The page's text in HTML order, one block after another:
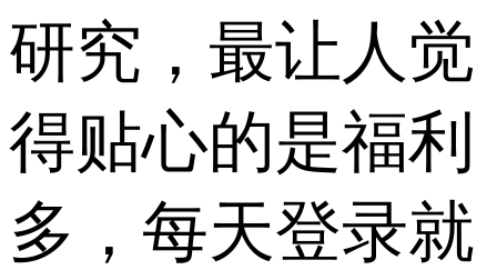
研究，​最让人觉
得贴心的是福利
多，每天登录就